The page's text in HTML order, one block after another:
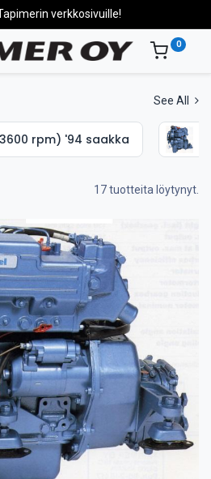
verkkosivuille!
0
See All
rpm) '94 saakka
17 tuotteita löytynyt.